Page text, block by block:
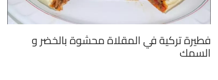
فطيرة تركية في المقلاة محشوة بالخضر و
السمك